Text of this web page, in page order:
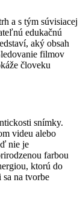
a s tým súvisiacej
edukačnú
aký obsah
filmov
človeku
snímky.
videu alebo
nie je
farbou
ktorú do
na tvorbe